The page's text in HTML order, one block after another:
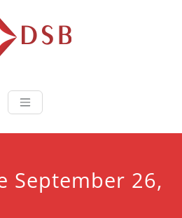
Diorama
September 26,